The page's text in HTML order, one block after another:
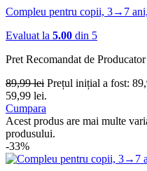
Compleu pentru copii, 3→7
Evaluat la 5.00 din 5
Pret Recomandat de Producator
89,99lei Prețul inițial a fost:
59,99 lei.
Cumpara
Acest produs are mai multe
produsului.
-33%